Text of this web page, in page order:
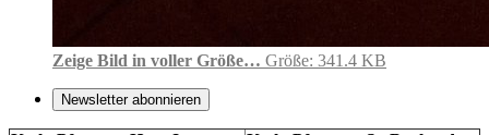
Zeige Bild in voller Größe… Größe: 341.4 KB
Newsletter abonnieren